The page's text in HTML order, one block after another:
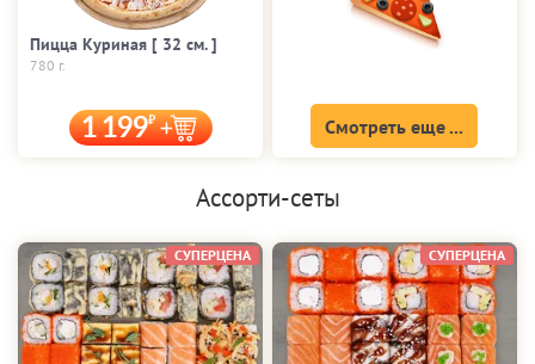
Пицца Куриная [ 32 cм. ]
780 г.
1 199 Смотреть еще ...
Ассорти-сеты
СУПЕРЦЕНА СУПЕРЦЕНА